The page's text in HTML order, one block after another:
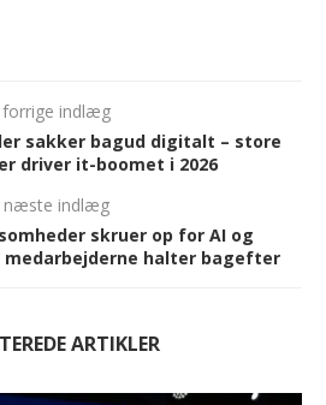
forrige indlæg
sakker bagud digitalt – store
driver it-boomet i 2026
næste indlæg
skruer op for AI og
halter bagefter
ARTIKLER